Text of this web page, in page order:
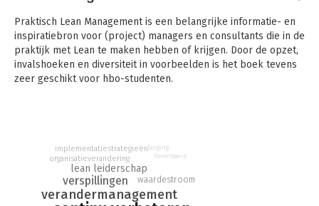
Praktisch Lean Management is een belangrijke informatie- en
inspiratiebron voor (project) managers en consultants die in de
praktijk met Lean te maken hebben of krijgen. Door de opzet,
invalshoeken en diversiteit in voorbeelden is het boek tevens
zeer geschikt voor hbo-studenten.
implementeren van Lean binnen allerlei organisaties. Het boek
geeft samenhang, betekenis en inhoud aan het onderwerp
Lean en bevat een praktische aanpak om Lean succesvol tot in
het DNA van de organisatie te brengen.
verandermanagement
verspillingen
lean leiderschap
waardestroom
organisatieverandering
implementatiestrategieënborging
herontwerp